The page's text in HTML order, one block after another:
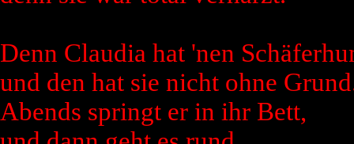
Denn Claudia hat 'nen
und den hat sie nicht ohne
Abends springt er in ihr Bett,